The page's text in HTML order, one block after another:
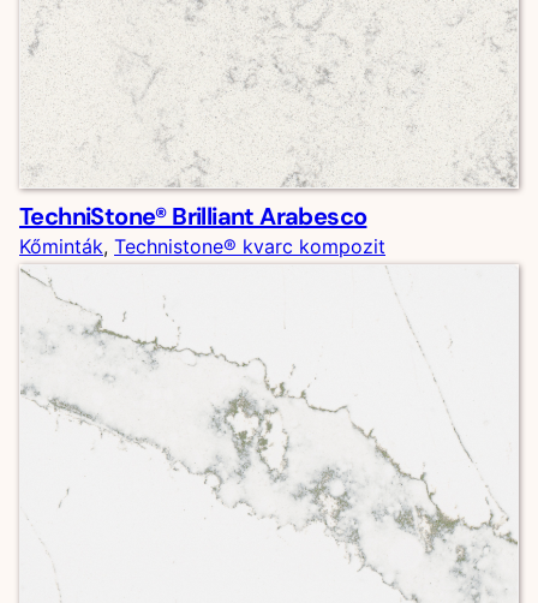
TechniStone® Brilliant Arabesco
Kőminták, Technistone® kvarc kompozit